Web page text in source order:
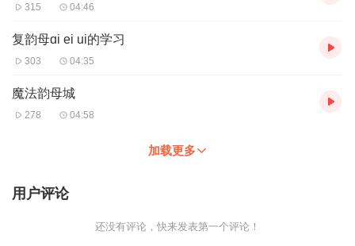
315 04:46
复韵母ɑi ei ui的学习
303 04:35
魔法韵母城
278 04:58
加载更多
用户评论
还没有评论，快来发表第一个评论！